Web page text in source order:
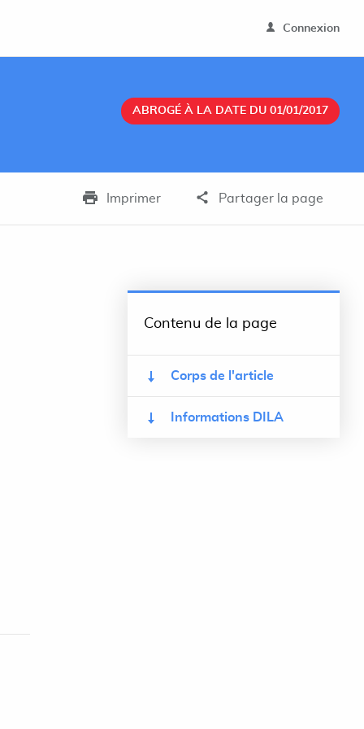
Connexion
ABROGÉ À LA DATE DU 01/01/2017
Imprimer Partager la page
Contenu de la page
Corps de l'article
Informations DILA